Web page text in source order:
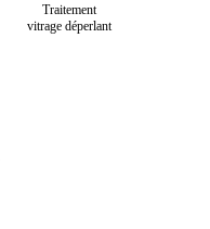
Traitement
vitrage déperlant